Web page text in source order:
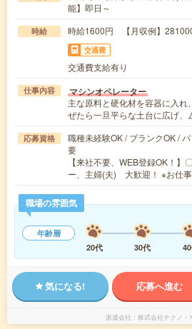
能】即日～
時給 時給1600円 【月収例】
交通費
交通費支給有り
仕事内容 マシンオペレーター
主な原料と硬化材を容器に入
ぜたら一旦平らな土台に広げ
応募資格
職種未経験OK / ブランクOK /
要
【来社不要、WEB登録OK！】
ー、主婦(夫) 大歓迎！ ※お仕
職場の雰囲気
年齢層
20代
30代
気になる! 応募へ進む
派遣会社 株式会社テクノ・